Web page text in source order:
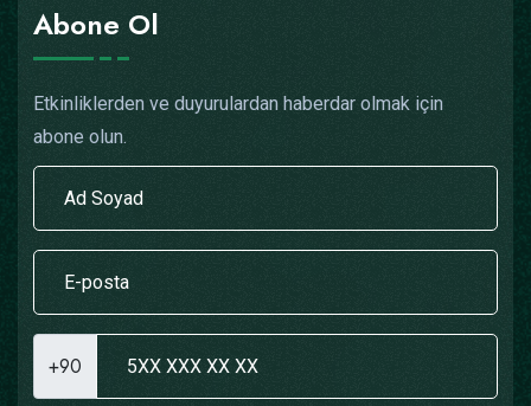
Abone Ol
Etkinliklerden ve duyurulardan haberdar olmak için
abone olun.
+90